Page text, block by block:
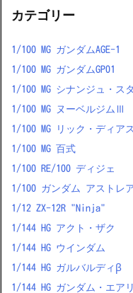
カテゴリー
1/100 MG ガンダムAGE-1
1/100 MG ガンダムGP01
1/100 MG シナンジュ・ス
1/100 MG ヌーベルジムⅢ
1/100 MG リック・ディアス
1/100 MG 百式
1/100 RE/100 ディジェ
1/100 ガンダム アストレ
1/12 ZX-12R "Ninja"
1/144 HG アクト・ザク
1/144 HG ウインダム
1/144 HG ガルバルディβ
1/144 HG ガンダム・エア